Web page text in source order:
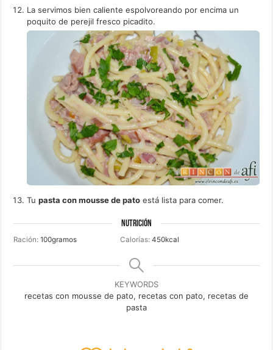
La servimos bien caliente espolvoreando por encima un
poquito de perejil fresco picadito.
Tupasta con mousse de pato está lista para comer.
NUTRICIÓN
Ración:100gramos Calorías:450kcal
KEYWORDS
recetas con mousse de pato, recetas con pato, recetas de
pasta